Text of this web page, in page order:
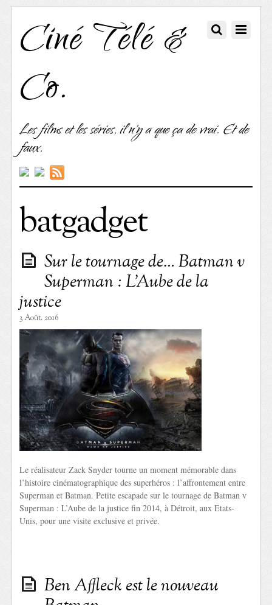
Ciné Télé &
Co.
Les films et les séries, il n'y a que ça de vrai. Et de
faux.
batgadget
Sur le tournage de… Batman v
Superman : L’Aube de la
justice
3 Août. 2016
Le réalisateur Zack Snyder tourne un moment mémorable dans
l’histoire cinématographique des superhéros : l’affrontement entre
Superman et Batman. Petite escapade sur le tournage de Batman v
Superman : L’Aube de la justice fin 2014, à Détroit, aux Etats-
Unis, pour une visite exclusive et privée.
Ben Affleck est le nouveau